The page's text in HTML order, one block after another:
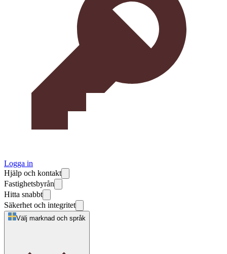
Logga in
Hjälp och kontakt
Fastighetsbyrån
Hitta snabbt
Säkerhet och integritet
Välj marknad och språk